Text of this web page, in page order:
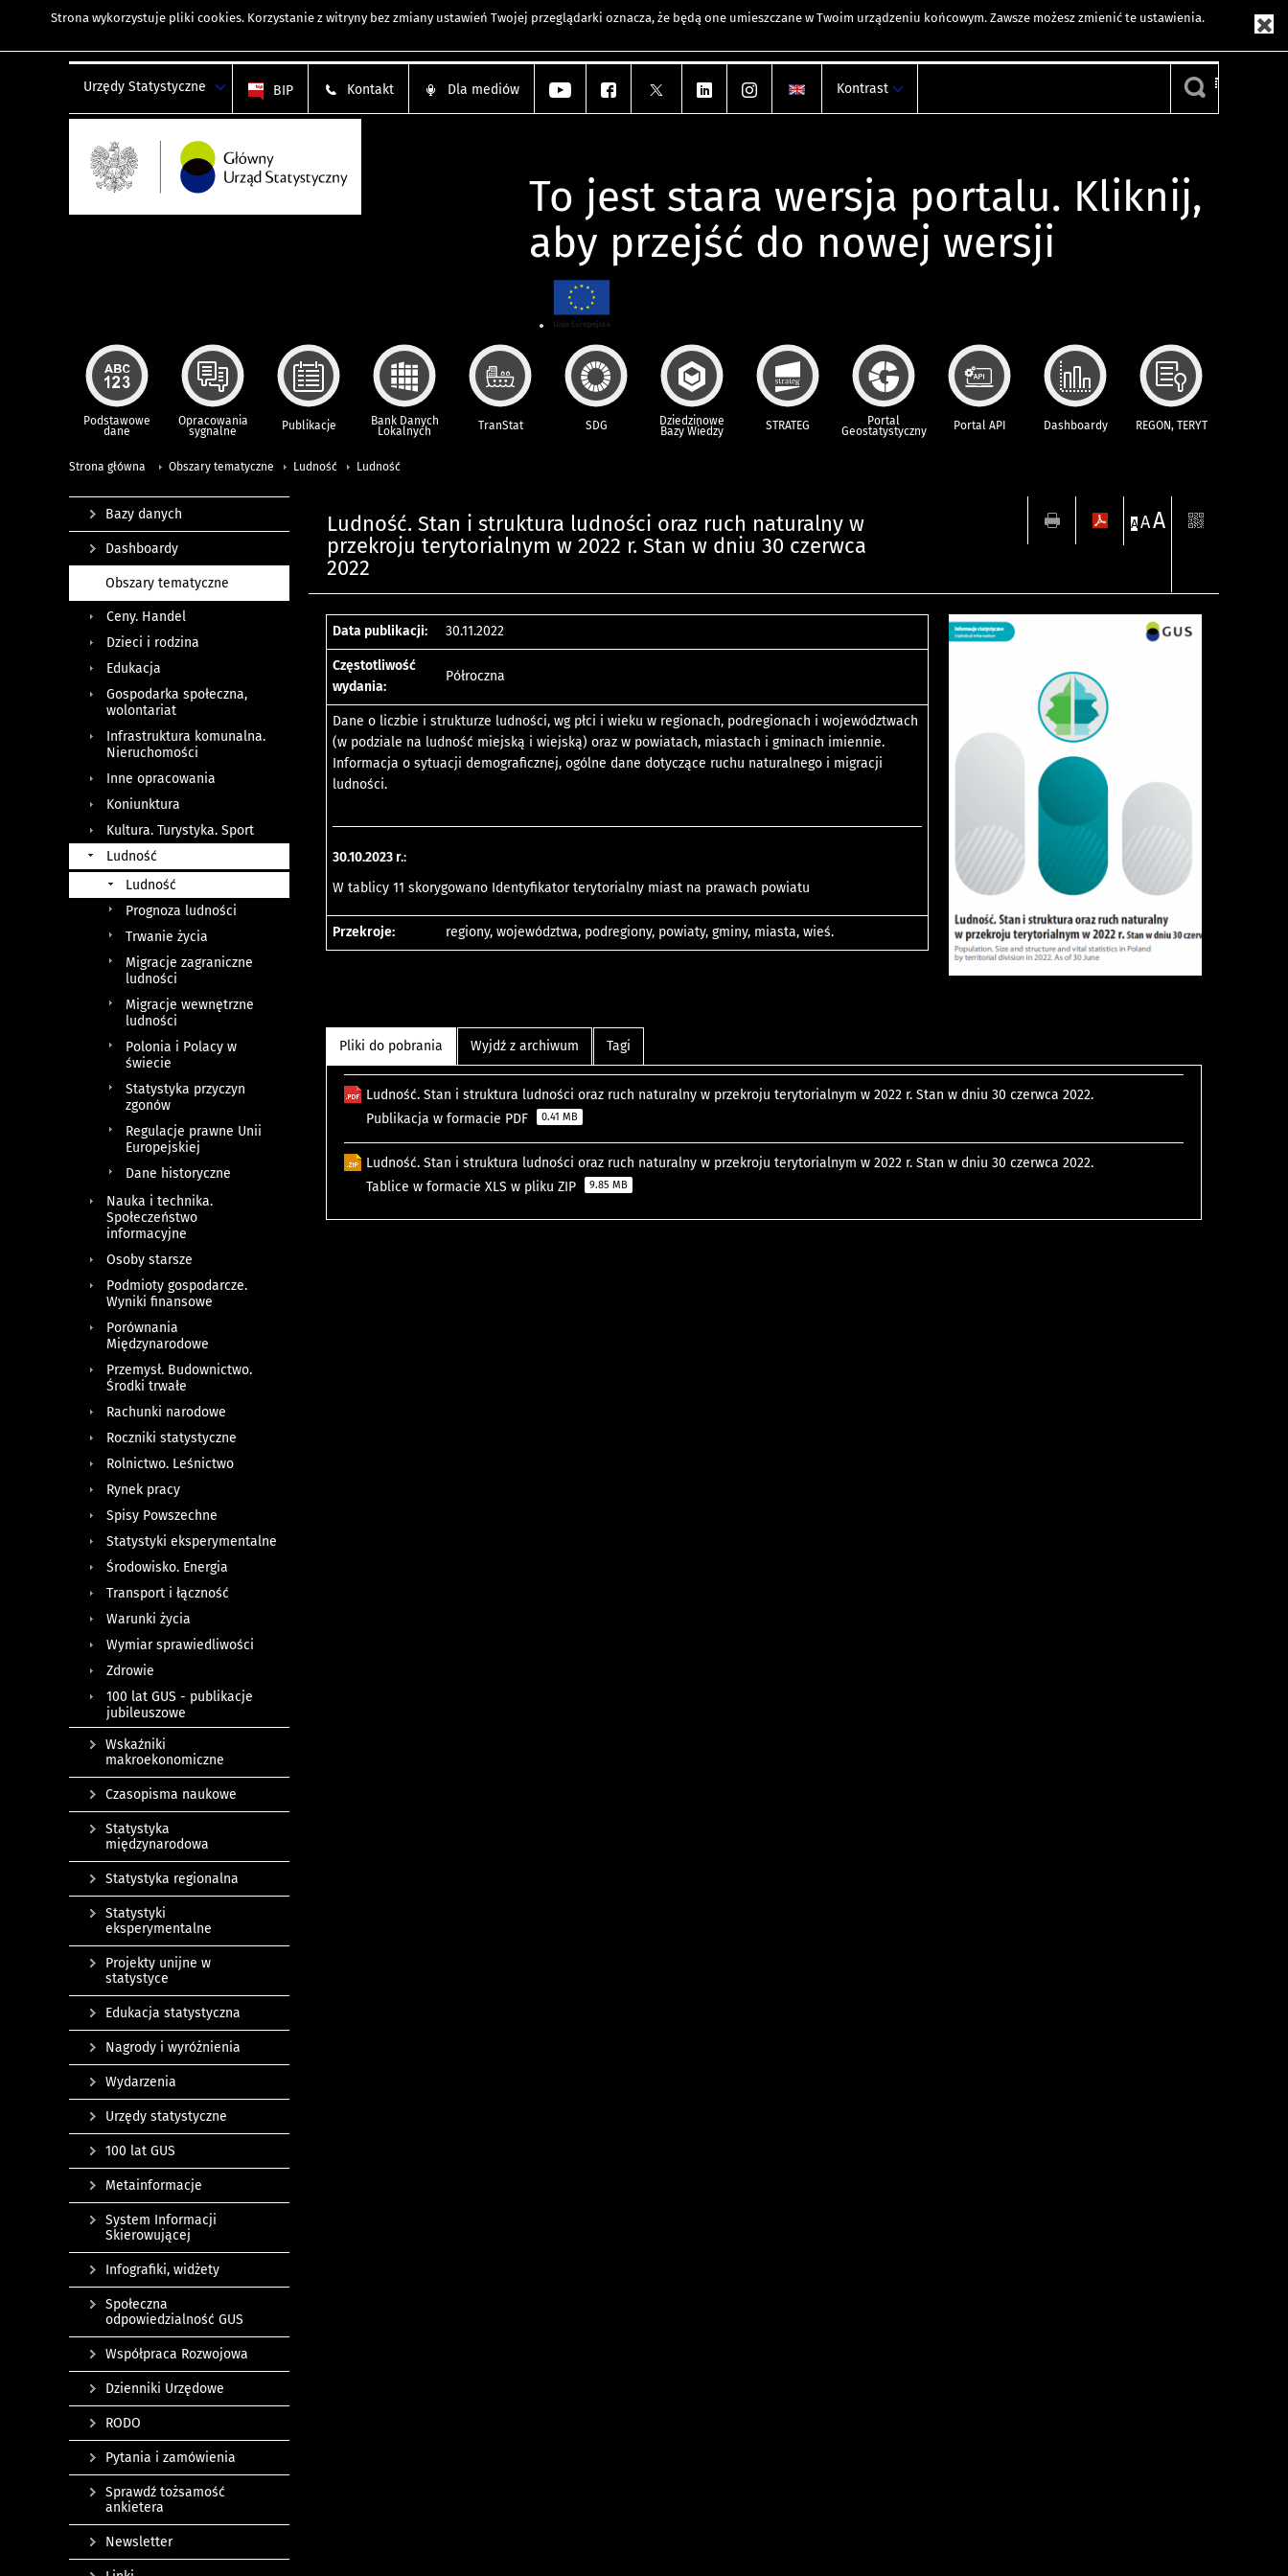
Strona wykorzystuje pliki cookies. Korzystanie z witryny bez zmiany ustawień Twojej przeglądarki oznacza, że będą one umieszczane w Twoim urządzeniu końcowym. Zawsze możesz zmienić te ustawienia.
Urzędy Statystyczne BIP Kontakt Dla mediów Kontrast
To jest stara wersja portalu. Kliknij,
aby przejść do nowej wersji
Podstawowe
dane
Opracowania
sygnalne Publikacje Bank Danych
Lokalnych TranStat SDG Dziedzinowe
Bazy Wiedzy STRATEG Portal
Geostatystyczny Portal API Dashboardy REGON, TERYT
Strona główna Obszary tematyczne Ludność Ludność
Ludność. Stan i struktura ludności oraz ruch naturalny w
przekroju terytorialnym w 2022 r. Stan w dniu 30 czerwca
2022
A AA
Data publikacji: 30.11.2022
Częstotliwość
wydania:
Półroczna
Dane o liczbie i strukturze ludności, wg płci i wieku w regionach, podregionach i województwach
(w podziale na ludność miejską i wiejską) oraz w powiatach, miastach i gminach imiennie.
Informacja o sytuacji demograficznej, ogólne dane dotyczące ruchu naturalnego i migracji
ludności.
30.10.2023 r.:
W tablicy 11 skorygowano Identyfikator terytorialny miast na prawach powiatu
Przekroje: regiony, województwa, podregiony, powiaty, gminy, miasta, wieś.
Pliki do pobrania Wyjdź z archiwum Tagi
Ludność. Stan i struktura ludności oraz ruch naturalny w przekroju terytorialnym w 2022 r. Stan w dniu 30 czerwca 2022.
Publikacja w formacie PDF
0.41 MB
Ludność. Stan i struktura ludności oraz ruch naturalny w przekroju terytorialnym w 2022 r. Stan w dniu 30 czerwca 2022.
Tablice w formacie XLS w pliku ZIP
9.85 MB
Bazy danych
Dashboardy
Obszary tematyczne
Ceny. Handel
Dzieci i rodzina
Edukacja
Gospodarka społeczna,
wolontariat
Infrastruktura komunalna.
Nieruchomości
Inne opracowania
Koniunktura
Kultura. Turystyka. Sport
Ludność
Ludność
Prognoza ludności
Trwanie życia
Migracje zagraniczne
ludności
Migracje wewnętrzne
ludności
Polonia i Polacy w
świecie
Statystyka przyczyn
zgonów
Regulacje prawne Unii
Europejskiej
Dane historyczne
Nauka i technika.
Społeczeństwo
informacyjne
Osoby starsze
Podmioty gospodarcze.
Wyniki finansowe
Porównania
Międzynarodowe
Przemysł. Budownictwo.
Środki trwałe
Rachunki narodowe
Roczniki statystyczne
Rolnictwo. Leśnictwo
Rynek pracy
Spisy Powszechne
Statystyki eksperymentalne
Środowisko. Energia
Transport i łączność
Warunki życia
Wymiar sprawiedliwości
Zdrowie
100 lat GUS - publikacje
jubileuszowe
Wskaźniki
makroekonomiczne
Czasopisma naukowe
Statystyka
międzynarodowa
Statystyka regionalna
Statystyki
eksperymentalne
Projekty unijne w
statystyce
Edukacja statystyczna
Nagrody i wyróżnienia
Wydarzenia
Urzędy statystyczne
100 lat GUS
Metainformacje
System Informacji
Skierowującej
Infografiki, widżety
Społeczna
odpowiedzialność GUS
Współpraca Rozwojowa
Dzienniki Urzędowe
RODO
Pytania i zamówienia
Sprawdź tożsamość
ankietera
Newsletter